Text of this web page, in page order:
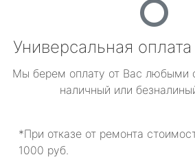
Универсальная
Мы берем оплату от Вас любыми
наличный или
*При отказе от ремонта
1000 руб.